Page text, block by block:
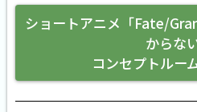
ショートアニメ「Fate/
からない
コンセプトルー